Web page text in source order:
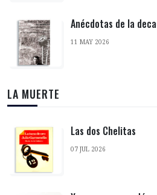
Anécdotas de la
11 MAY 2026
LA MUERTE
Las dos Chelitas
07 JUL 2026